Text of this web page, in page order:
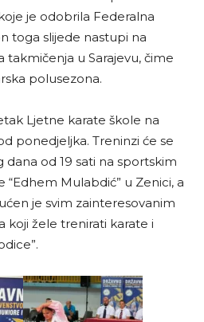
je odobrila Federalna
toga slijede nastupi na
u Sarajevu, čime
polusezona.
Ljetne karate škole na
ponedjeljka. Treninzi će se
dana od 19 sati na sportskim
Mulabdić” u Zenici, a
je svim zainteresovanim
koji žele trenirati karate i